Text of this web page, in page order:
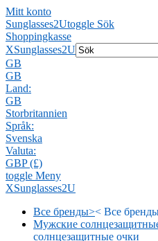
Mitt konto
Sunglasses2Utoggle Sök
Shoppingkasse
XSunglasses2U
GB
GB
Land:
GB
Storbritannien
Språk:
Svenska
Valuta:
GBP (£)
toggle Meny
XSunglasses2U
Все бренды>< Все
Мужские
солнцезащитные очки